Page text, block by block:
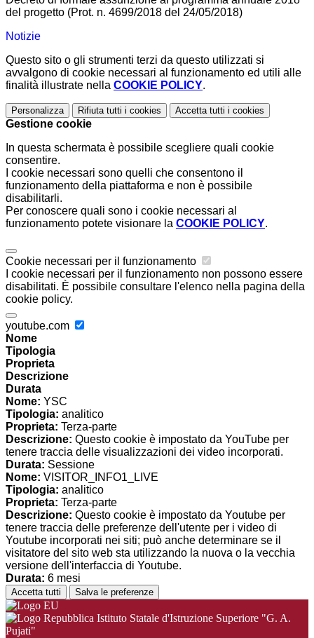
del progetto (Prot. n. 4699/2018 del 24/05/2018)
Notizie
Questo sito o gli strumenti terzi da questo utilizzati si
avvalgono di cookie necessari al funzionamento ed utili alle
finalità illustrate nella COOKIE POLICY.
Personalizza Rifiuta tutti i cookies Accetta tutti i cookies
Gestione cookie
In questa schermata è possibile scegliere quali cookie
consentire.
I cookie necessari sono quelli che consentono il
funzionamento della piattaforma e non è possibile
disabilitarli.
Per conoscere quali sono i cookie necessari al
funzionamento potete visionare la COOKIE POLICY.
Cookie necessari per il funzionamento
I cookie necessari per il funzionamento non possono essere
disabilitati. È possibile consultare l'elenco nella pagina della
cookie policy.
youtube.com
Nome
Tipologia
Proprieta
Descrizione
Durata
Nome: YSC
Tipologia: analitico
Proprieta: Terza-parte
Descrizione: Questo cookie è impostato da YouTube per
tenere traccia delle visualizzazioni dei video incorporati.
Durata: Sessione
Nome: VISITOR_INFO1_LIVE
Tipologia: analitico
Proprieta: Terza-parte
Descrizione: Questo cookie è impostato da Youtube per
tenere traccia delle preferenze dell'utente per i video di
Youtube incorporati nei siti; può anche determinare se il
visitatore del sito web sta utilizzando la nuova o la vecchia
versione dell'interfaccia di Youtube.
Durata: 6 mesi
Accetta tutti Salva le preferenze
Istituto Statale d'Istruzione Superiore "G. A.
Pujati"